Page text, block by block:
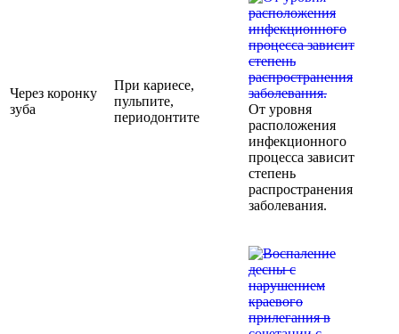
Через коронку
зуба
При кариесе,
пульпите,
периодонтите
От уровня
расположения
инфекционного
процесса зависит
степень
распространения
заболевания.